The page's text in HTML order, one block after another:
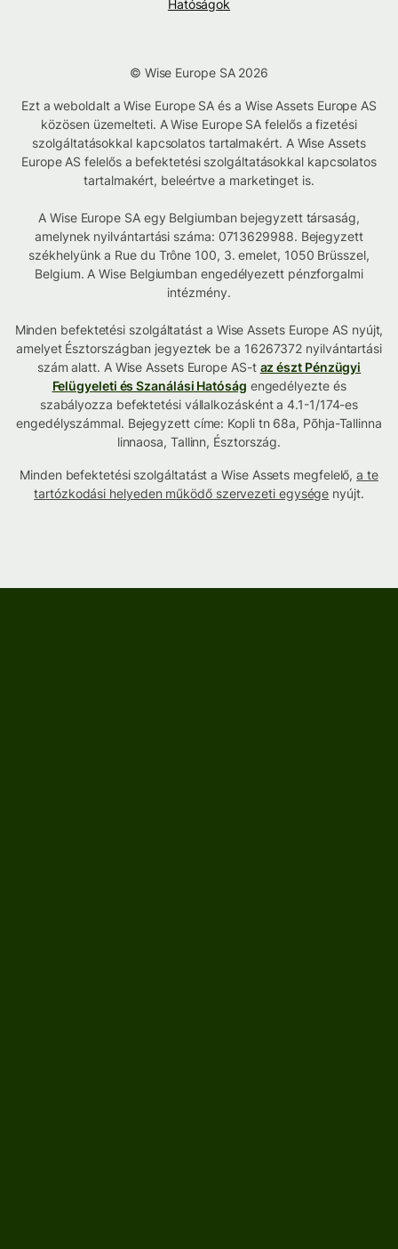
Hatóságok
© Wise Europe SA 2026
Ezt a weboldalt a Wise Europe SA és a Wise Assets Europe AS
közösen üzemelteti. A Wise Europe SA felelős a fizetési
szolgáltatásokkal kapcsolatos tartalmakért. A Wise Assets
Europe AS felelős a befektetési szolgáltatásokkal kapcsolatos
tartalmakért, beleértve a marketinget is.
A Wise Europe SA egy Belgiumban bejegyzett társaság,
amelynek nyilvántartási száma: 0713629988. Bejegyzett
székhelyünk a Rue du Trône 100, 3. emelet, 1050 Brüsszel,
Belgium. A Wise Belgiumban engedélyezett pénzforgalmi
intézmény.
Minden befektetési szolgáltatást a Wise Assets Europe AS nyújt,
amelyet Észtországban jegyeztek be a 16267372 nyilvántartási
szám alatt. A Wise Assets Europe AS-t az észt Pénzügyi
Felügyeleti és Szanálási Hatóság engedélyezte és
szabályozza befektetési vállalkozásként a 4.1-1/174-es
engedélyszámmal. Bejegyzett címe: Kopli tn 68a, Põhja-Tallinna
linnaosa, Tallinn, Észtország.
Minden befektetési szolgáltatást a Wise Assets megfelelő,a te
tartózkodási helyeden működő szervezeti egysége nyújt.